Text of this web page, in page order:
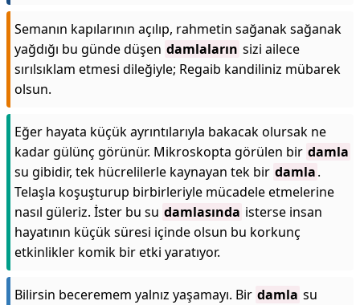
Semanın kapılarının açılıp, rahmetin sağanak sağanak
yağdığı bu günde düşen damlaların sizi ailece
sırılsıklam etmesi dileğiyle; Regaib kandiliniz mübarek
olsun.
Eğer hayata küçük ayrıntılarıyla bakacak olursak ne
kadar gülünç görünür. Mikroskopta görülen bir damla
su gibidir, tek hücrelilerle kaynayan tek bir damla.
Telaşla koşuşturup birbirleriyle mücadele etmelerine
nasıl güleriz. İster bu su damlasında isterse insan
hayatının küçük süresi içinde olsun bu korkunç
etkinlikler komik bir etki yaratıyor.
Bilirsin beceremem yalnız yaşamayı. Bir damla su